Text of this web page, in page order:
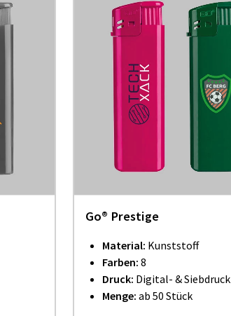
Go® Prestige
Material: Kunststoff
Farben: 8
Druck: Digital- & Siebdruck
Menge: ab 50 Stück